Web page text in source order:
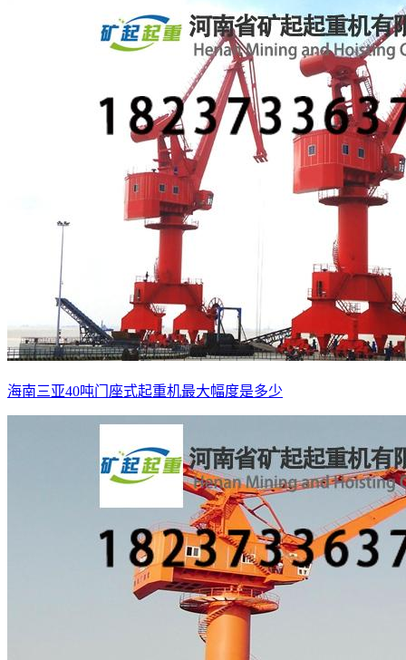
海南三亚40吨门座式起重机最大幅度是多少